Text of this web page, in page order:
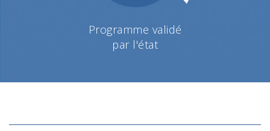
Programme validé
par l'état